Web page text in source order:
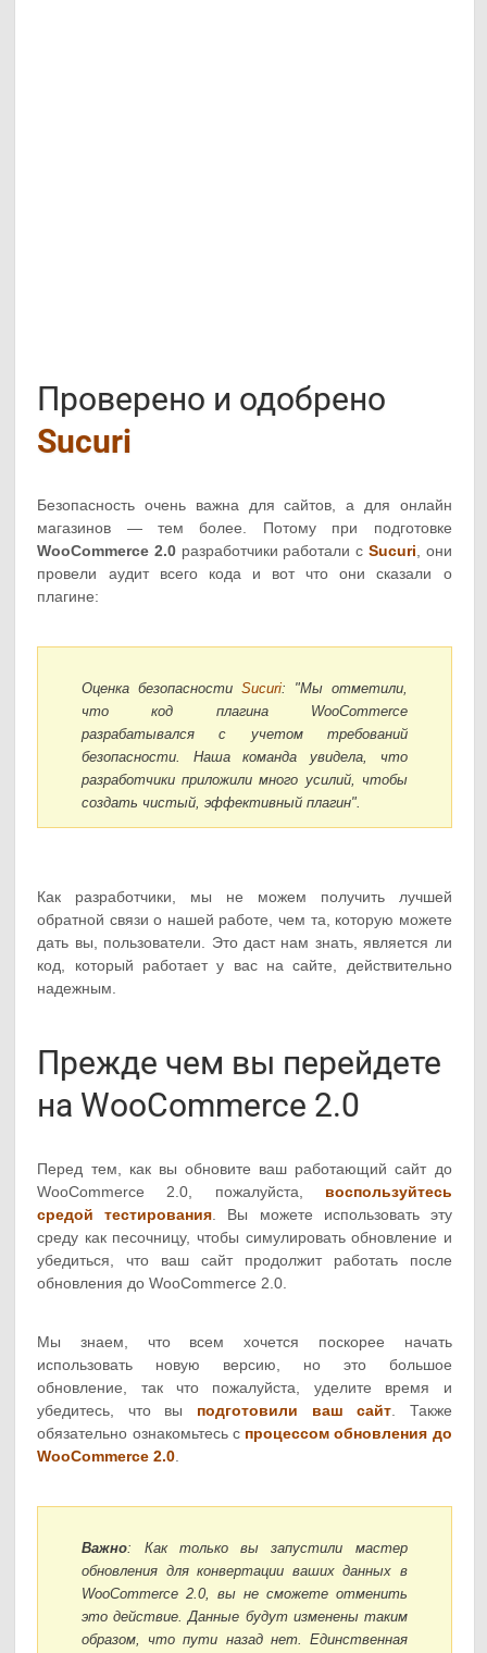
Проверено и одобрено
Sucuri
Безопасность очень важна для сайтов, а для онлайн
магазинов — тем более. Потому при подготовке
WooCommerce 2.0 разработчики работали с Sucuri , они
провели аудит всего кода и вот что они сказали о
плагине:
Оценка безопасности Sucuri: "Мы отметили,
что код плагина WooCommerce
разрабатывался с учетом требований
безопасности. Наша команда увидела, что
разработчики приложили много усилий, чтобы
создать чистый, эффективный плагин".
Как разработчики, мы не можем получить лучшей
обратной связи о нашей работе, чем та, которую можете
дать вы, пользователи. Это даст нам знать, является ли
код, который работает у вас на сайте, действительно
надежным.
Прежде чем вы перейдете
на WooCommerce 2.0
Перед тем, как вы обновите ваш работающий сайт до
WooCommerce 2.0, пожалуйста, воспользуйтесь
средой тестирования . Вы можете использовать эту
среду как песочницу, чтобы симулировать обновление и
убедиться, что ваш сайт продолжит работать после
обновления до WooCommerce 2.0.
Мы знаем, что всем хочется поскорее начать
использовать новую версию, но это большое
обновление, так что пожалуйста, уделите время и
убедитесь, что вы подготовили ваш сайт . Также
обязательно ознакомьтесь с процессом обновления до
WooCommerce 2.0
Важно: Как только вы запустили мастер
обновления для конвертации ваших данных в
WooCommerce 2.0, вы не сможете отменить
это действие. Данные будут изменены таким
образом, что пути назад нет. Единственная